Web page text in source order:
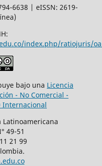
6638 | eISSN: 2619-
index.php/ratiojuris/
bajo una Licencia
- No Comercial -
Internacional
Latinoamericana
49-51
21 99